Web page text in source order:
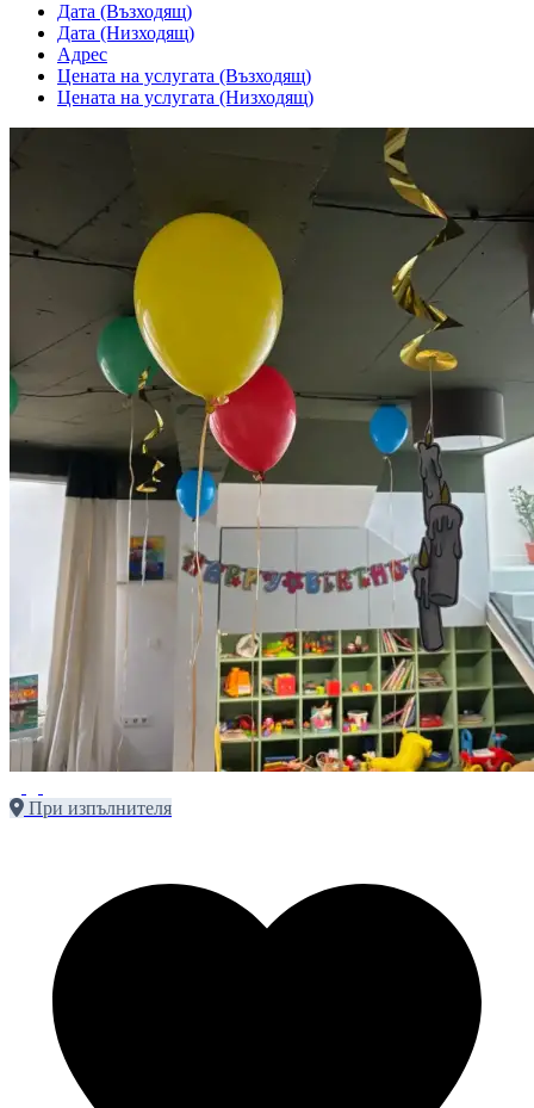
Дата (Възходящ)
Дата (Низходящ)
Адрес
Цената на услугата (Възходящ)
Цената на услугата (Низходящ)
При изпълнителя